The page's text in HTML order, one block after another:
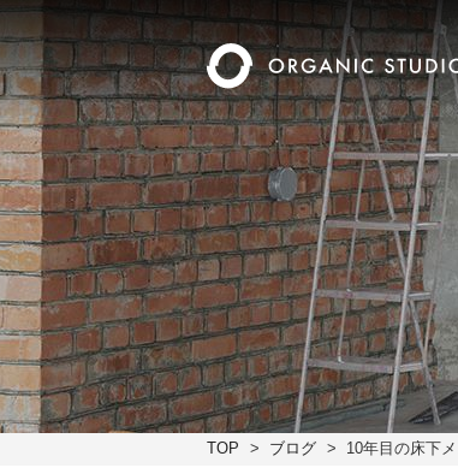
TOP ブログ 10年目の床下